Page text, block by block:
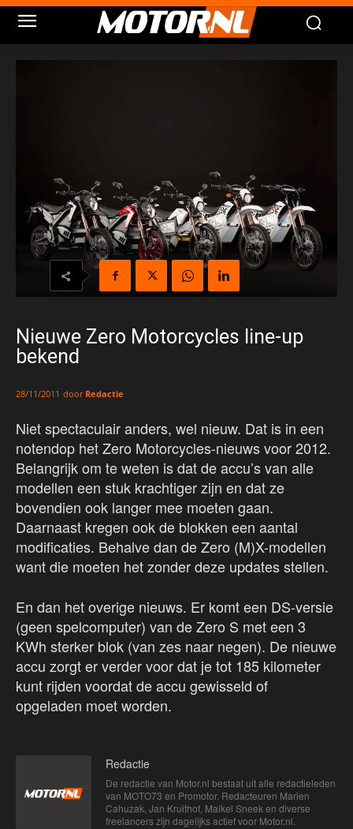
Nieuwe Zero Motorcycles line-up
bekend
28/11/2011 door Redactie
Niet spectaculair anders, wel nieuw. Dat is in een
notendop het Zero Motorcycles-nieuws voor 2012.
Belangrijk om te weten is dat de accu’s van alle
modellen een stuk krachtiger zijn en dat ze
bovendien ook langer mee moeten gaan.
Daarnaast kregen ook de blokken een aantal
modificaties. Behalve dan de Zero (M)X-modellen
want die moeten het zonder deze updates stellen.
En dan het overige nieuws. Er komt een DS-versie
(geen spelcomputer) van de Zero S met een 3
KWh sterker blok (van zes naar negen). De nieuwe
accu zorgt er verder voor dat je tot 185 kilometer
kunt rijden voordat de accu gewisseld of
opgeladen moet worden.
Redactie
De redactie van Motor.nl bestaat uit alle redactieleden
van MOTO73 en Promotor. Redacteuren Marien
Cahuzak, Jan Kruithof, Maikel Sneek en diverse
freelancers zijn dagelijks actief voor Motor.nl.